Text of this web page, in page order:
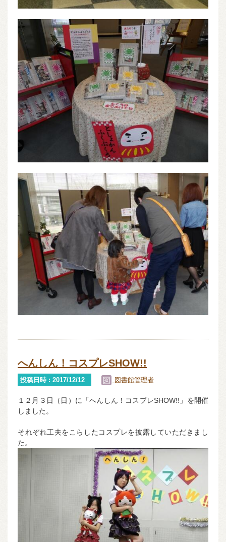
へんしん！コスプレSHOW!!
投稿日時 : 2017/12/12 図書館管理者
１２月３日（日）に「へんしん！コスプレSHOW!!」を開催
しました。
それぞれ工夫をこらしたコスプレを披露していただきまし
た。